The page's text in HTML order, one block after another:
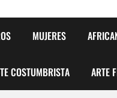
MUJERES
COSTUMBRISTA ARTE
Divertida para Niños
"SEMILLAS DE